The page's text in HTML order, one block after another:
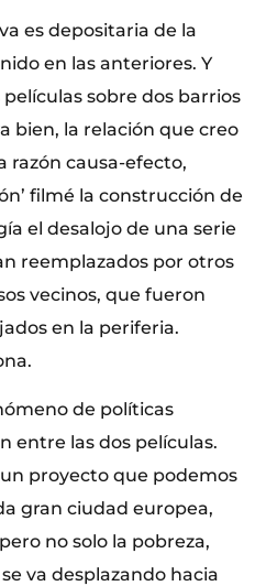
es depositaria de la
en las anteriores. Y
sobre dos barrios
bien, la relación que creo
razón causa-efecto,
filmé la construcción de
el desalojo de una serie
reemplazados por otros
vecinos, que fueron
en la periferia.
de políticas
entre las dos películas.
proyecto que podemos
gran ciudad europea,
no solo la pobreza,
va desplazando hacia